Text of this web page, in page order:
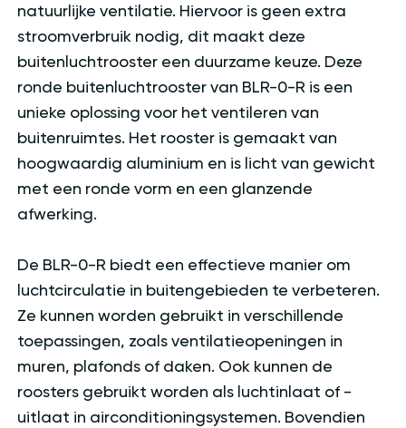
natuurlijke ventilatie. Hiervoor is geen extra
stroomverbruik nodig, dit maakt deze
buitenluchtrooster een duurzame keuze. Deze
ronde buitenluchtrooster van BLR-0-R is een
unieke oplossing voor het ventileren van
buitenruimtes. Het rooster is gemaakt van
hoogwaardig aluminium en is licht van gewicht
met een ronde vorm en een glanzende
afwerking.
De BLR-0-R biedt een effectieve manier om
luchtcirculatie in buitengebieden te verbeteren.
Ze kunnen worden gebruikt in verschillende
toepassingen, zoals ventilatieopeningen in
muren, plafonds of daken. Ook kunnen de
roosters gebruikt worden als luchtinlaat of -
uitlaat in airconditioningsystemen. Bovendien